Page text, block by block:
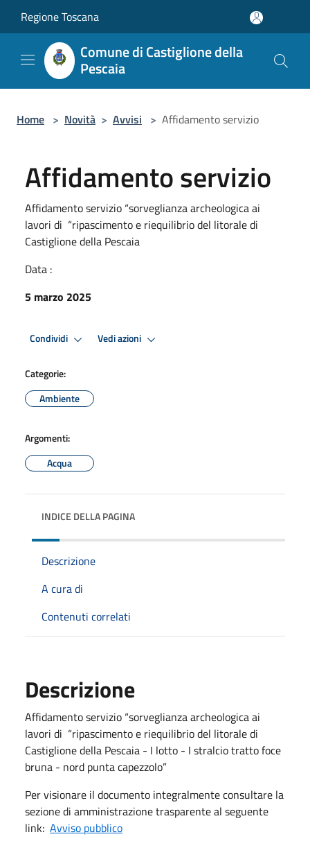
Regione Toscana
Comune di Castiglione della
Pescaia
Home > Novità > Avvisi > Affidamento servizio
Affidamento servizio
Affidamento servizio “sorveglianza archeologica ai
lavori di “ripascimento e riequilibrio del litorale di
Castiglione della Pescaia
Data :
5 marzo 2025
Condividi Vedi azioni
Categorie:
Ambiente
Argomenti:
Acqua
INDICE DELLA PAGINA
Descrizione
A cura di
Contenuti correlati
Descrizione
Affidamento servizio “sorveglianza archeologica ai
lavori di “ripascimento e riequilibrio del litorale di
Castiglione della Pescaia - I lotto - I stralcio tratto foce
bruna - nord punta capezzolo”
Per visionare il documento integralmente consultare la
sezione di amministrazione trasparente al seguente
link: Avviso pubblico